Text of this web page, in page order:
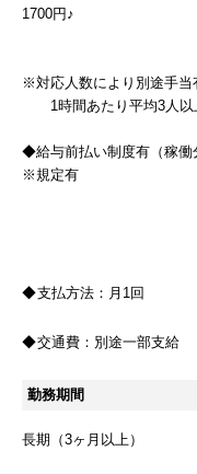
1700円♪
※対応人数により別途手当
1時間あたり平均3人以
◆給与前払い制度有（稼働
※規定有
支払方法： 月1回
交通費： 別途一部支給
勤務期間
長期（3ヶ月以上）